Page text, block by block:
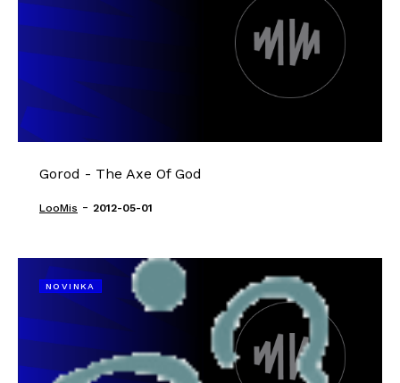
Gorod - The Axe Of God
LooMis - 2012-05-01
NOVINKA